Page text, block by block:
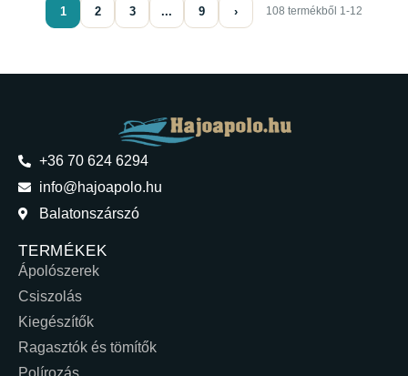
1 2 3 ... 9 › 108 termékből 1-12
+36 70 624 6294
info@hajoapolo.hu
Balatonszárszó
TERMÉKEK
Ápolószerek
Csiszolás
Kiegészítők
Ragasztók és tömítők
Polírozás